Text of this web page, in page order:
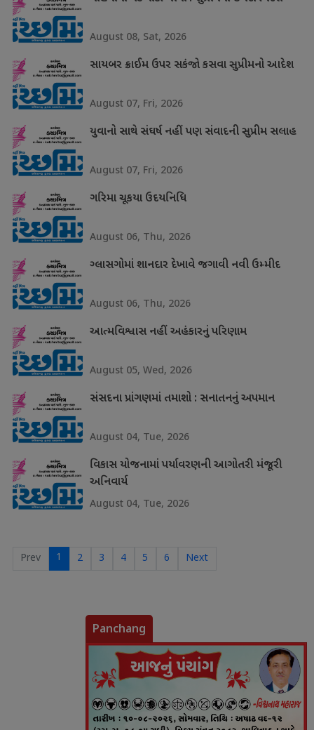
August 08, Sat, 2026
સાયબર ક્રાઈમ ઉપર સકંજો કસવા સુપ્રીમનો આદેશ
August 07, Fri, 2026
યુવાનો સાથે સંઘર્ષ નહીં પણ સંવાદની સુપ્રીમ સલાહ
August 07, Fri, 2026
ગરિમા ચૂકયા ઉદયનિધિ
August 06, Thu, 2026
ગ્લાસગોમાં શાનદાર દેખાવે જગાવી નવી ઉમ્મીદ
August 06, Thu, 2026
આત્મવિશ્વાસ નહીં અહંકારનું પરિણામ
August 05, Wed, 2026
સંસદના પ્રાંગણમાં તમાશો : સનાતનનું અપમાન
August 04, Tue, 2026
વિકાસ યોજનામાં પર્યાવરણની આગોતરી મંજૂરી
અનિવાર્ય
August 04, Tue, 2026
Prev 1 2 3 4 5 6 Next
Panchang